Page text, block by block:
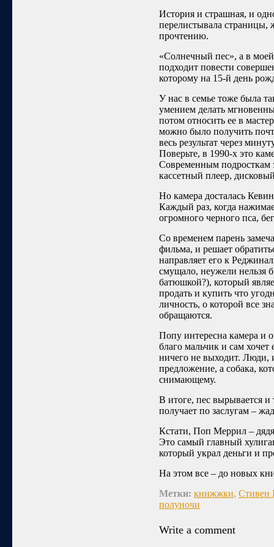
История и страшная, и
перелистывала страницы,
прочтению.
«Солнечный пес», а в
подходит повести
которому на 15-й день
У нас в семье тоже была
умением делать
потом относить ее в
можно было получить
весь результат через
Поверьте, в 1990-х это
Современным подросткам
кассетный плеер,
Но камера досталась
Каждый раз, когда
огромного черного пса,
Со временем парень
фильма, и решает
направляет его к
смущало, неужели нельзя
батюшкой?), который
продать и купить что
личность, о которой все
обращаются.
Попу интересна камера и
благо мальчик и сам
ничего не выходит. Люди,
предложение, а собака,
снимающему.
В итоге, пес вырывается
получает по заслугам –
Кстати, Поп Меррил –
Это самый главный
который украл деньги и
На этом все – до новых
Метки: книжжки, Стивен
полуночи
Write a comment